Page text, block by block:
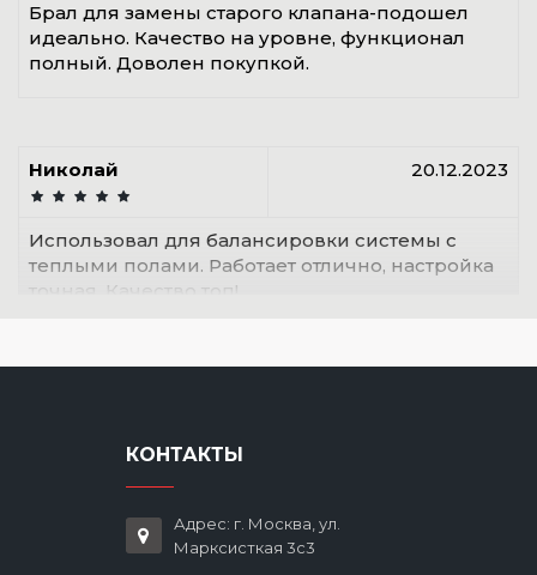
Брал для замены старого клапана-подошел
идеально. Качество на уровне, функционал
полный. Доволен покупкой.
Николай 20.12.2023
Использовал для балансировки системы с
теплыми полами. Работает отлично, настройка
точная. Качество топ!
КОНТАКТЫ
Адрес: г. Москва, ул.
Марксисткая 3с3